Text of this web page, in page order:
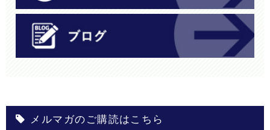
メルマガのご購読はこちら